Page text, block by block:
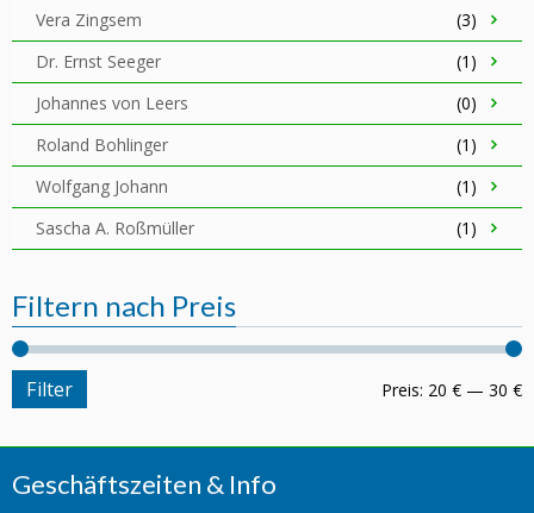
Vera Zingsem
(3)
Dr. Ernst Seeger
(1)
Johannes von Leers
(0)
Roland Bohlinger
(1)
Wolfgang Johann
(1)
Sascha A. Roßmüller
(1)
Filtern nach Preis
Filter Preis: 20 € — 30 €
Geschäftszeiten & Info